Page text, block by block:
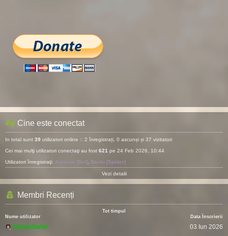
Cine este conectat
In total sunt 39 utilizatori online :: 2 înregistrați, 0 ascunși și 37 vizitatori
Cei mai mulţi utilizatori conectaţi au fost 621 pe 24 Feb 2026, 10:44
Utilizatori înregistraţi: Amazon [Bot] Baidu [Spider]
Vezi detalii
Membri Recenți
Tot timpul
Nume utilizator
Data Înscrierii
fatimathahir
03 Iun 2026